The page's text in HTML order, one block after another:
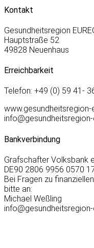
Kontakt
Gesundheitsregion
Hauptstraße 52
49828 Neuenhaus
Erreichbarkeit
Telefon: +49 (0) 59 41-
www.gesundheitsregion-
Bankverbindung
Grafschafter Volksbank
DE90 2806 9956 0570
Bei Fragen zu
bitte an:
Michael Weßling